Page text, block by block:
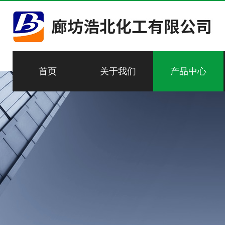
首页 关于我们 产品中心